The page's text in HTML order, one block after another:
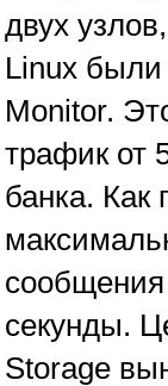
двух
Linux были
Monitor.
трафик от
банка. Как
сообщения
секунды.
Storage